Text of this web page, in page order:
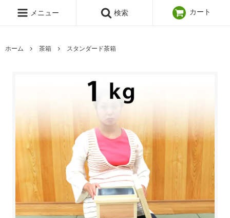
メニュー 検索 カート
ホーム 茶箱 スタンダード茶箱